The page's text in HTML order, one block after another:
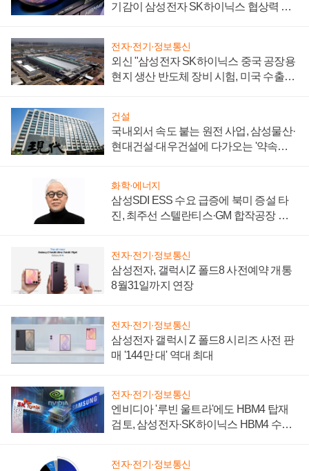
기감이 삼성전자 SK하이닉스 협상력 더
전자·전기·정보통신
외신 "삼성전자 SK하이닉스 중국 공장용
현지 생산 반도체 장비 시험, 미국 수출통
건설
국내외서 속도 붙는 원전 사업, 삼성물산·
현대건설·대우건설에 다가오는 '약속의
화학·에너지
삼성SDI ESS 수요 급증에 북미 증설 타
진, 최주선 스텔란티스·GM 합작공장 건
전자·전기·정보통신
삼성전자, 갤럭시Z 폴드8 사전예약 개통
8월31일까지 연장
전자·전기·정보통신
삼성전자 갤럭시 Z 폴드8 시리즈 사전 판
매 '144만 대' 역대 최대
전자·전기·정보통신
엔비디아 '루빈 울트라'에도 HBM4 탑재
검토, 삼성전자·SK하이닉스 HBM4 수율
전자·전기·정보통신